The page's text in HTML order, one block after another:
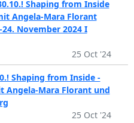
Shaping from Inside
Angela-Mara Florant
November 2024 I
25 Oct '24
Shaping from Inside -
Angela-Mara Florant und
25 Oct '24